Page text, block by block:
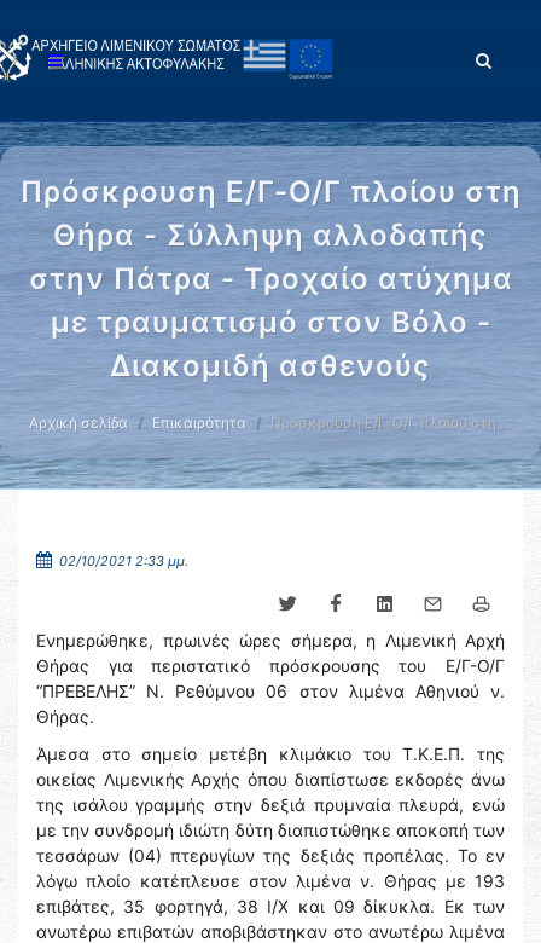
Πρόσκρουση Ε/Γ-Ο/Γ πλοίου στη
Θήρα - Σύλληψη αλλοδαπής
στην Πάτρα - Τροχαίο ατύχημα
με τραυματισμό στον Βόλο -
Διακομιδή ασθενούς
Αρχική σελίδα Επικαιρότητα Πρόσκρουση Ε/Γ-Ο/Γ πλοίου στη …
02/10/2021 2:33 μμ.
Ενημερώθηκε, πρωινές ώρες σήμερα, η Λιμενική Αρχή
Θήρας για περιστατικό πρόσκρουσης του Ε/Γ-Ο/Γ
“ΠΡΕΒΕΛΗΣ” Ν. Ρεθύμνου 06 στον λιμένα Αθηνιού ν.
Θήρας.
Άμεσα στο σημείο μετέβη κλιμάκιο του Τ.Κ.Ε.Π. της
οικείας Λιμενικής Αρχής όπου διαπίστωσε εκδορές άνω
της ισάλου γραμμής στην δεξιά πρυμναία πλευρά, ενώ
με την συνδρομή ιδιώτη δύτη διαπιστώθηκε αποκοπή των
τεσσάρων (04) πτερυγίων της δεξιάς προπέλας. Το εν
λόγω πλοίο κατέπλευσε στον λιμένα ν. Θήρας με 193
επιβάτες, 35 φορτηγά, 38 Ι/Χ και 09 δίκυκλα. Εκ των
ανωτέρω επιβατών αποβιβάστηκαν στο ανωτέρω λιμένα